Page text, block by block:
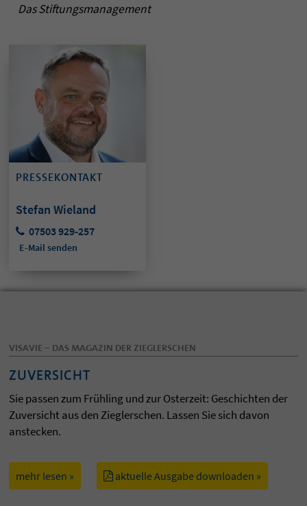
Das Stiftungsmanagement
PRESSEKONTAKT
Stefan Wieland
07503 929-257
E-Mail senden
VISAVIE – DAS MAGAZIN DER ZIEGLERSCHEN
ZUVERSICHT
Sie passen zum Frühling und zur Osterzeit: Geschichten der
Zuversicht aus den Zieglerschen. Lassen Sie sich davon
anstecken.
mehr lesen » aktuelle Ausgabe downloaden »